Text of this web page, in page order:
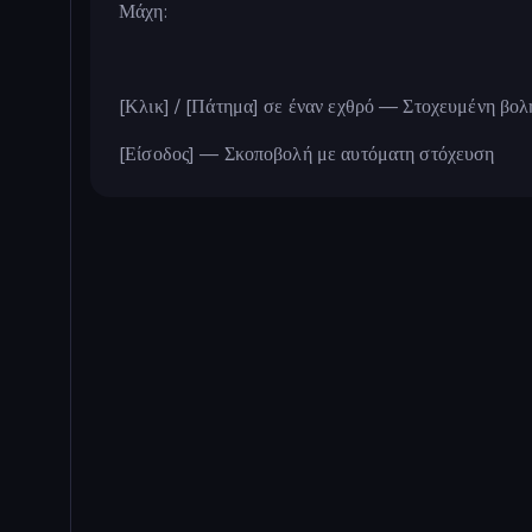
Μάχη:
[Κλικ] / [Πάτημα] σε έναν εχθρό — Στοχευμένη
[Είσοδος] — Σκοποβολή με αυτόματη στόχευση